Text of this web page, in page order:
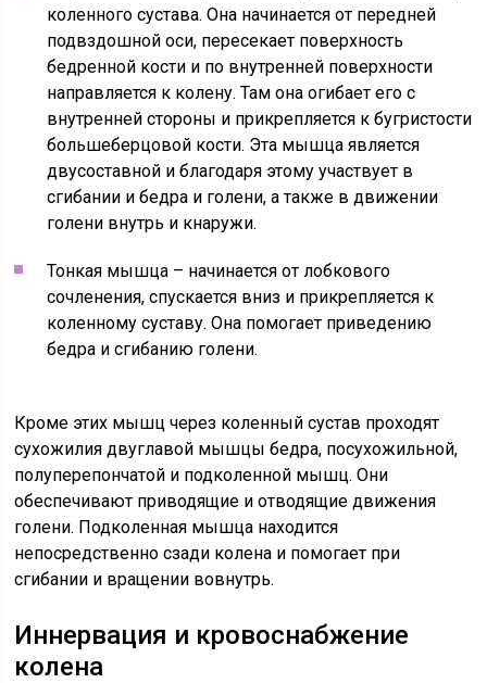
коленного сустава. Она начинается от передней
подвздошной оси, пересекает поверхность
бедренной кости и по внутренней поверхности
направляется к колену. Там она огибает его с
внутренней стороны и прикрепляется к бугристости
большеберцовой кости. Эта мышца является
двусоставной и благодаря этому участвует в
сгибании и бедра и голени, а также в движении
голени внутрь и кнаружи.
Тонкая мышца – начинается от лобкового
сочленения, спускается вниз и прикрепляется к
коленному суставу. Она помогает приведению
бедра и сгибанию голени.
Кроме этих мышц через коленный сустав проходят
сухожилия двуглавой мышцы бедра, посухожильной,
полуперепончатой и подколенной мышц. Они
обеспечивают приводящие и отводящие движения
голени. Подколенная мышца находится
непосредственно сзади колена и помогает при
сгибании и вращении вовнутрь.
Иннервация и кровоснабжение
колена